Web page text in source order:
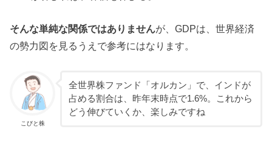
そんな単純な関係ではありませんが、GDPは、世界経済
の勢力図を見るうえで参考にはなります。
こびと株
全世界株ファンド「オルカン」で、インドが
占める割合は、昨年末時点で1.6%。これから
どう伸びていくか、楽しみですね